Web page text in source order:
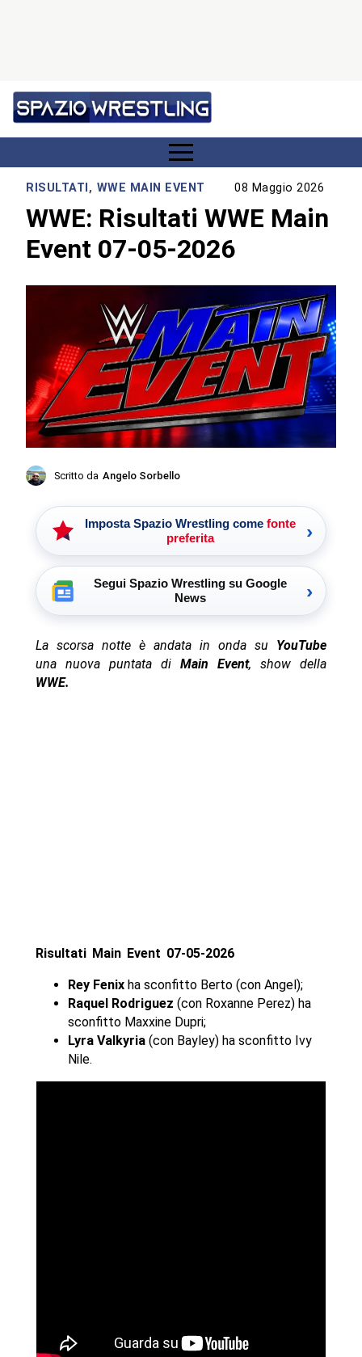
RISULTATI, WWE MAIN EVENT 08 Maggio 2026
WWE: Risultati WWE Main
Event 07-05-2026
Scritto da Angelo Sorbello
Imposta Spazio Wrestling come fonte
preferita
›
Segui Spazio Wrestling su Google
News
›
La scorsa notte è andata in onda su YouTube
una nuova puntata diMain Event, show della
WWE.
Risultati Main Event 07-05-2026
Rey Fenixha sconfitto Berto (con Angel);
Raquel Rodriguez (con Roxanne Perez) ha
sconfitto Maxxine Dupri;
Lyra Valkyria(con Bayley) ha sconfitto Ivy
Nile.